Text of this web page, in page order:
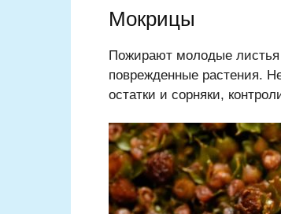
Мокрицы
Пожирают молодые листья
поврежденные растения.
остатки и сорняки,